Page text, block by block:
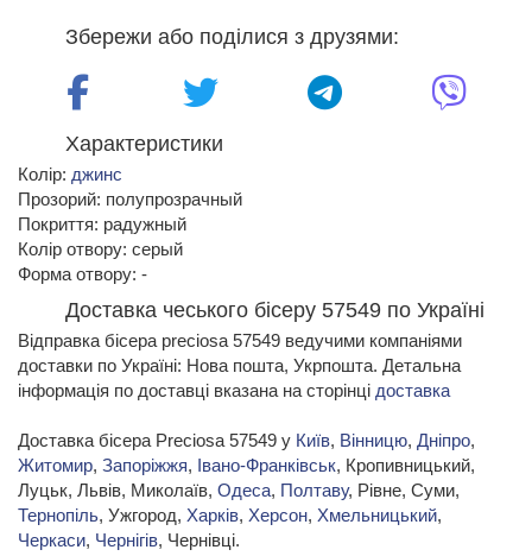
Збережи або поділися з друзями:
Характеристики
Колір: джинс
Прозорий: полупрозрачный
Покриття: радужный
Колір отвору: серый
Форма отвору: -
Доставка чеського бісеру 57549 по Україні
Відправка бісера preciosa 57549 ведучими компаніями
доставки по Україні: Нова пошта, Укрпошта. Детальна
інформація по доставці вказана на сторінці доставка
Доставка бісера Preciosa 57549 у Київ, Вінницю, Дніпро,
Житомир, Запоріжжя, Івано-Франківськ, Кропивницький,
Луцьк, Львів, Миколаїв, Одеса, Полтаву, Рівне, Суми,
Тернопіль, Ужгород, Харків, Херсон, Хмельницький,
Черкаси, Чернігів, Чернівці.